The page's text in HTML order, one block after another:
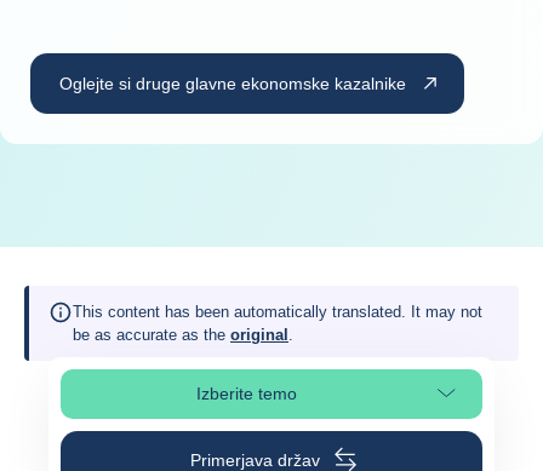
Oglejte si druge glavne ekonomske kazalnike
This content has been automatically translated. It may not
be as accurate as the original .
Izberite temo
Izberite poglavje strani
Primerjava držav